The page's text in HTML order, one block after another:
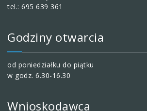
tel.: 695 639 361
Godziny otwarcia
od poniedziałku do piątku
w godz. 6.30-16.30
Wnioskodawca